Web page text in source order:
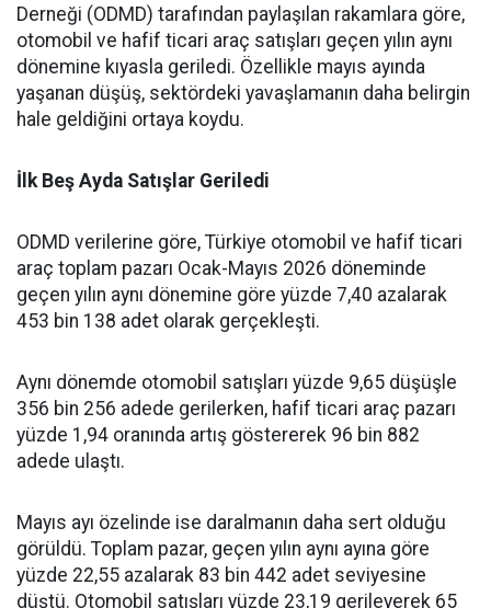
Derneği (ODMD) tarafından paylaşılan rakamlara göre,
otomobil ve hafif ticari araç satışları geçen yılın aynı
dönemine kıyasla geriledi. Özellikle mayıs ayında
yaşanan düşüş, sektördeki yavaşlamanın daha belirgin
hale geldiğini ortaya koydu.
İlk Beş Ayda Satışlar Geriledi
ODMD verilerine göre, Türkiye otomobil ve hafif ticari
araç toplam pazarı Ocak-Mayıs 2026 döneminde
geçen yılın aynı dönemine göre yüzde 7,40 azalarak
453 bin 138 adet olarak gerçekleşti.
Aynı dönemde otomobil satışları yüzde 9,65 düşüşle
356 bin 256 adede gerilerken, hafif ticari araç pazarı
yüzde 1,94 oranında artış göstererek 96 bin 882
adede ulaştı.
Mayıs ayı özelinde ise daralmanın daha sert olduğu
görüldü. Toplam pazar, geçen yılın aynı ayına göre
yüzde 22,55 azalarak 83 bin 442 adet seviyesine
düştü. Otomobil satışları yüzde 23,19 gerileyerek 65